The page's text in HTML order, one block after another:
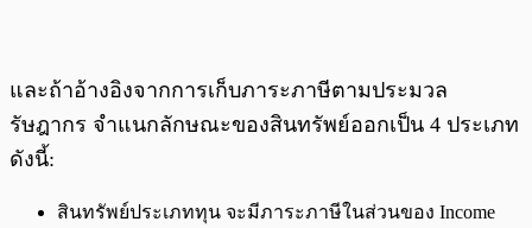
และถ้าอ้างอิงจากการเก็บภาระภาษีตามประมวล
รัษฎากร จำแนกลักษณะของสินทรัพย์ออกเป็น 4 ประเภท
ดังนี้:
สินทรัพย์ประเภททุน จะมีภาระภาษีในส่วนของ Income